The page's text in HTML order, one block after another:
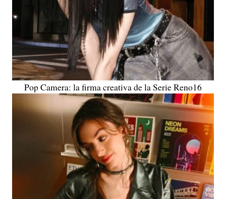
Pop Camera: la firma creativa de la Serie Reno16